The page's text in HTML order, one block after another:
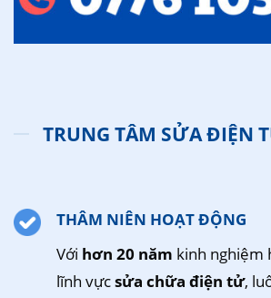
TRUNG TÂM SỬA ĐIỆN
THÂM NIÊN HOẠT ĐỘNG
Với hơn 20 năm kinh nghiệm
lĩnh vựcsửa chữa điện tử,